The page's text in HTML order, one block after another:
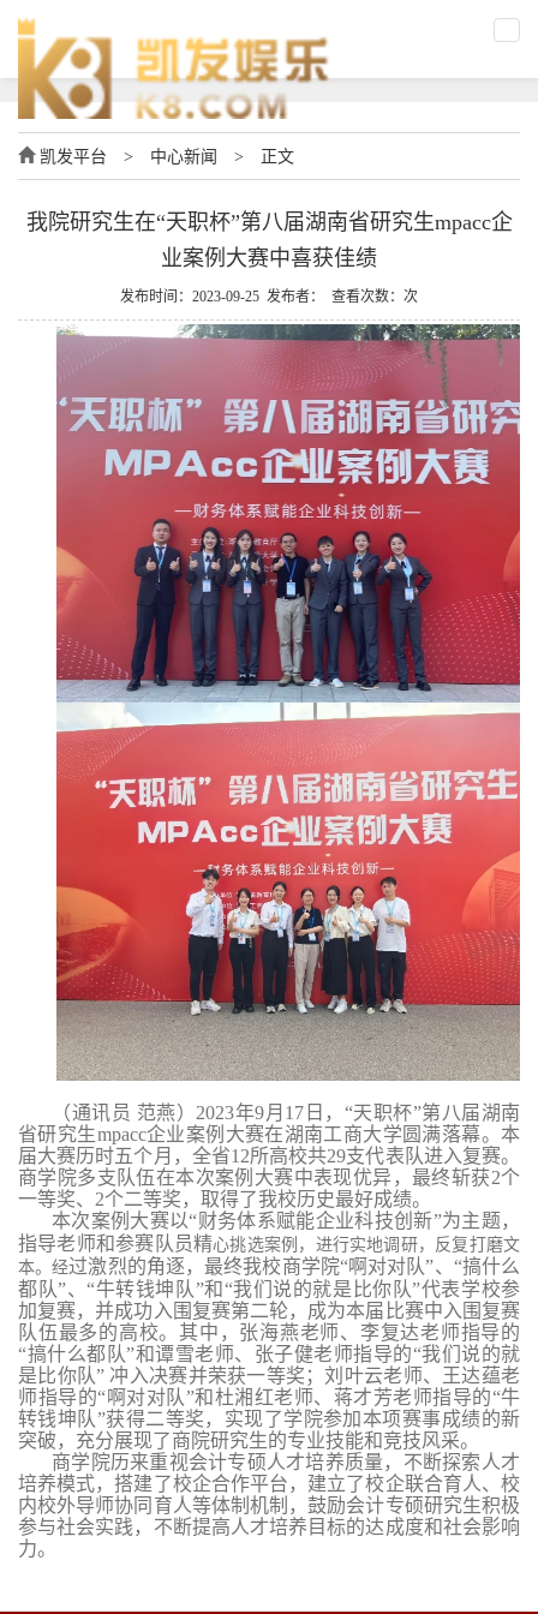
凯发平台 > 中心新闻 > 正文
我院研究生在“天职杯”第八届湖南省研究生mpacc企
业案例大赛中喜获佳绩
发布时间：2023-09-25 发布者： 查看次数：次
（通讯员 范燕）2023年9月17日， “天职杯”第八届湖南
省研究生mpacc企业案例大赛在湖南工商大学 圆满落幕。 本
届大赛历时五个月 ，全省12所高校共29支代表队进入复赛。
商学院多支队伍在本次案例大赛中表现优异，最终斩获2个
一等奖、2个二等奖，取得了我校历史最好成绩。
本次案例大赛以“财务体系赋能企业科技创新”为主题，
指导老师和参赛队员精心挑选案例，进行实地调研，反复打磨文
本。经过激烈的角逐 ，最终我校商学院“啊对对队”、 “搞什么
都队”、“牛转钱坤队”和“我们说的就是比你队”代表学校参
加复赛，并成功入围复赛第二轮， 成为本届比赛中入围复赛
队伍最多的高校。其中，张海燕老师、李复达老师指导的
“搞什么都队”和谭雪老师、张子健老师指导的“我们说的就
是比你队” 冲入决赛并荣获一等奖；刘叶云老师、王达蕴老
师指导的“啊对对队”和杜湘红老师、蒋才芳老师指导的“牛
转钱坤队”获得二等奖，实现了学院参加本项赛事成绩的新
突破，充分展现了商院研究生的专业技能和竞技风采。
商学院历来重视会计专硕人才培养质量，不断探索人才
培养模式，搭建了校企合作平台，建立了校企联合育人、校
内校外导师协同育人等体制机制，鼓励会计专硕研究生积极
参与社会实践，不断提高人才培养目标的达成度和社会影响
力。